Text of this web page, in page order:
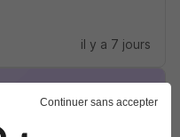
il y a 7 jours
Continuer sans accepter